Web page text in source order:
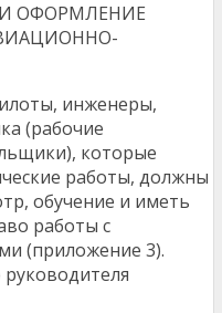
ОФОРМЛЕНИЕ
инженеры,
(рабочие
которые
работы, должны
обучение и иметь
работы с
(приложение 3).